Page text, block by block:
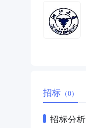
招标 （0）
招标分析